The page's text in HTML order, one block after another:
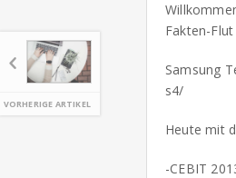
VORHERIGE ARTIKEL
Fakten-
Samsung
s4/
Heute mit
-CEBIT